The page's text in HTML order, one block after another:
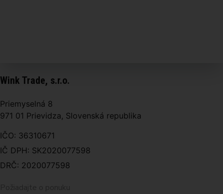
Wink Trade, s.r.o.
Priemyselná 8
971 01 Prievidza, Slovenská republika
IČO: 36310671
IČ DPH: SK2020077598
DRČ: 2020077598